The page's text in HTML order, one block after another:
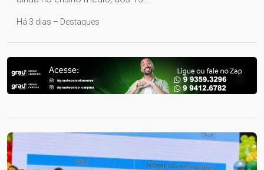
Há 3 dias – Destaques